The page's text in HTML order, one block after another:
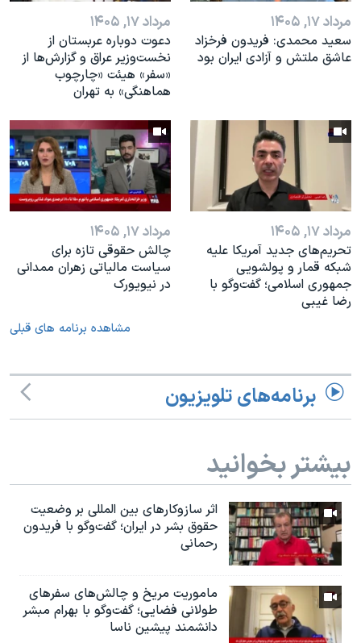
مرداد ۱۷, ۱۴۰۵
سعید محمدی: فریدون فرخزاد
عاشق ملتش و آزادی ایران بود
مرداد ۱۷, ۱۴۰۵
دعوت دوباره عربستان از
نخست‌وزیر عراق و گزارش‌ها از
«سفر» هیئت «چارچوب
هماهنگی» به تهران
مرداد ۱۷, ۱۴۰۵
تحریم‌های جدید آمریکا علیه
شبکه قمار و پولشویی
جمهوری اسلامی؛ گفت‌وگو با
رضا غیبی
مرداد ۱۷, ۱۴۰۵
چالش حقوقی تازه برای
سیاست مالیاتی زهران ممدانی
در نیویورک
مشاهده برنامه های قبلی
برنامه‌های تلویزیون
بیشتر بخوانید
اثر ساز‌و‌کارهای بین المللی بر وضعیت
حقوق بشر در ایران؛ گفت‌وگو با فریدون
رحمانی
ماموریت مریخ و چالش‌های سفرهای
طولانی فضایی؛ گفت‌وگو با بهرام مبشر
دانشمند پیشین ناسا